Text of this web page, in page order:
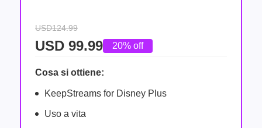
USD124.99
USD 99.99 20% off
Cosa si ottiene:
KeepStreams for Disney Plus
Uso a vita